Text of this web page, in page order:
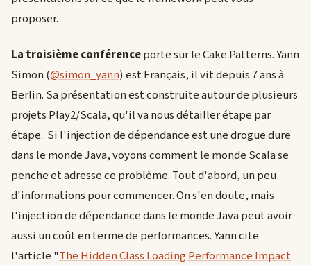
proposer.
La troisième conférenceporte sur le Cake Patterns. Yann
Simon (@simon_yann) est Français, il vit depuis 7 ans à
Berlin. Sa présentation est construite autour de plusieurs
projets Play2/Scala, qu'il va nous détailler étape par
étape. Si l'injection de dépendance est une drogue dure
dans le monde Java, voyons comment le monde Scala se
penche et adresse ce problème. Tout d'abord, un peu
d'informations pour commencer. On s'en doute, mais
l'injection de dépendance dans le monde Java peut avoir
aussi un coût en terme de performances. Yann cite
l'article "The Hidden Class Loading Performance Impact